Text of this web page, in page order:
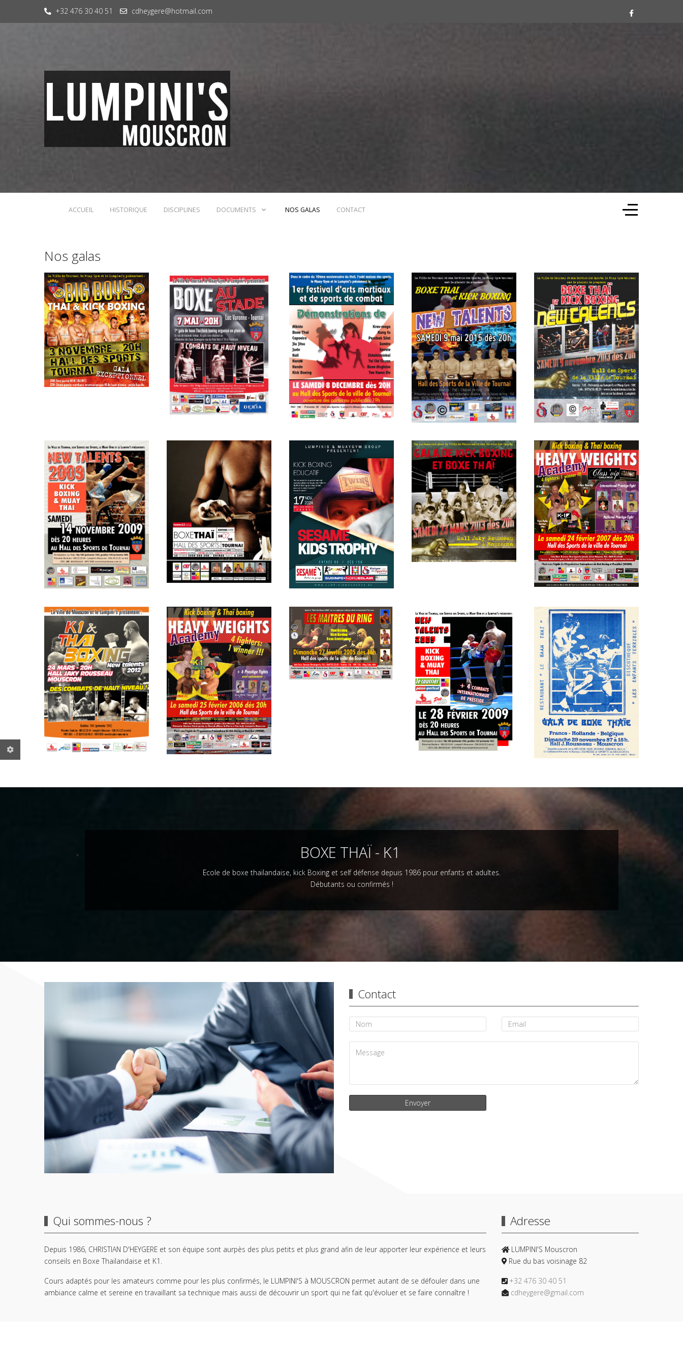
+32 476 30 40 51 cdheygere@hotmail.com
ACCUEIL HISTORIQUE DISCIPLINES DOCUMENTS NOS GALAS CONTACT
Nos galas
BOXE THAÏ - K1
Ecole de boxe thaïlandaise, kick Boxing et self défense depuis 1986 pour enfants et adultes.
Débutants ou confirmés !
Contact
Envoyer
Qui sommes-nous ?
Depuis 1986, CHRISTIAN D'HEYGERE et son équipe sont aurpès des plus petits et plus grand afin de leur apporter leur expérience et leurs
conseils en Boxe Thailandaise et K1.
Cours adaptés pour les amateurs comme pour les plus confirmés, le LUMPINI'S à MOUSCRON permet autant de se défouler dans une
ambiance calme et sereine en travaillant sa technique mais aussi de découvrir un sport qui ne fait qu'évoluer et se faire connaître !
Adresse
LUMPINI'S Mouscron
Rue du bas voisinage 82
+32 476 30 40 51
cdheygere@gmail.com